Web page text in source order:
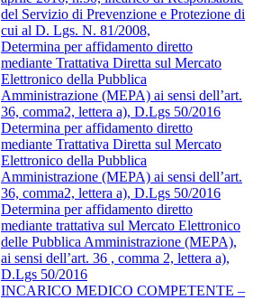
del Servizio di Prevenzione e Protezione di
cui al D. Lgs. N. 81/2008,
Determina per affidamento diretto
mediante Trattativa Diretta sul Mercato
Elettronico della Pubblica
Amministrazione (MEPA) ai sensi dell’art.
36, comma2, lettera a), D.Lgs 50/2016
Determina per affidamento diretto
mediante Trattativa Diretta sul Mercato
Elettronico della Pubblica
Amministrazione (MEPA) ai sensi dell’art.
36, comma2, lettera a), D.Lgs 50/2016
Determina per affidamento diretto
mediante trattativa sul Mercato Elettronico
delle Pubblica Amministrazione (MEPA),
ai sensi dell’art. 36 , comma 2, lettera a),
D.Lgs 50/2016
INCARICO MEDICO COMPETENTE –